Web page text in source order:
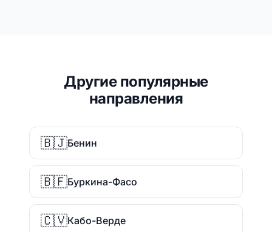
Другие популярные
направления
🇧🇯Бенин
🇧🇫Буркина-Фасо
🇨🇻Кабо-Верде